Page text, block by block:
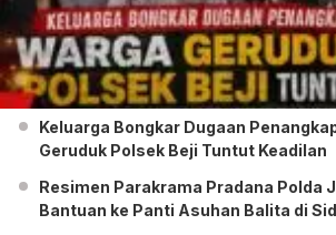
Keluarga Bongkar Dugaan
Geruduk Polsek Beji Tuntut Keadilan
Resimen Parakrama Pradana Polda
Bantuan ke Panti Asuhan Balita di